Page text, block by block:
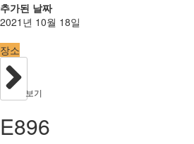
추가된 날짜
2021년 10월 18일
장소
보기
E896